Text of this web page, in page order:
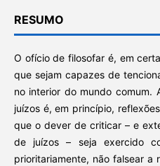
RESUMO
O ofício de filosofar é, em
que sejam capazes de
no interior do mundo comum.
juízos é, em princípio,
que o dever de criticar – e
de juízos – seja exercido
prioritariamente, não falsear a